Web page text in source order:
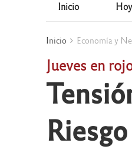
Inicio
Inicio Economía y
Jueves en